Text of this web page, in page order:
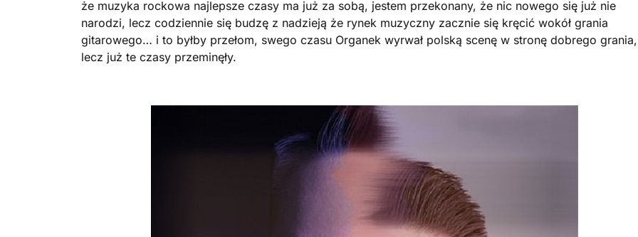
że muzyka rockowa najlepsze czasy ma już za sobą, jestem przekonany, że nic nowego się już nie
narodzi, lecz codziennie się budzę z nadzieją że rynek muzyczny zacznie się kręcić wokół grania
gitarowego… i to byłby przełom, swego czasu Organek wyrwał polską scenę w stronę dobrego grania,
lecz już te czasy przeminęły.